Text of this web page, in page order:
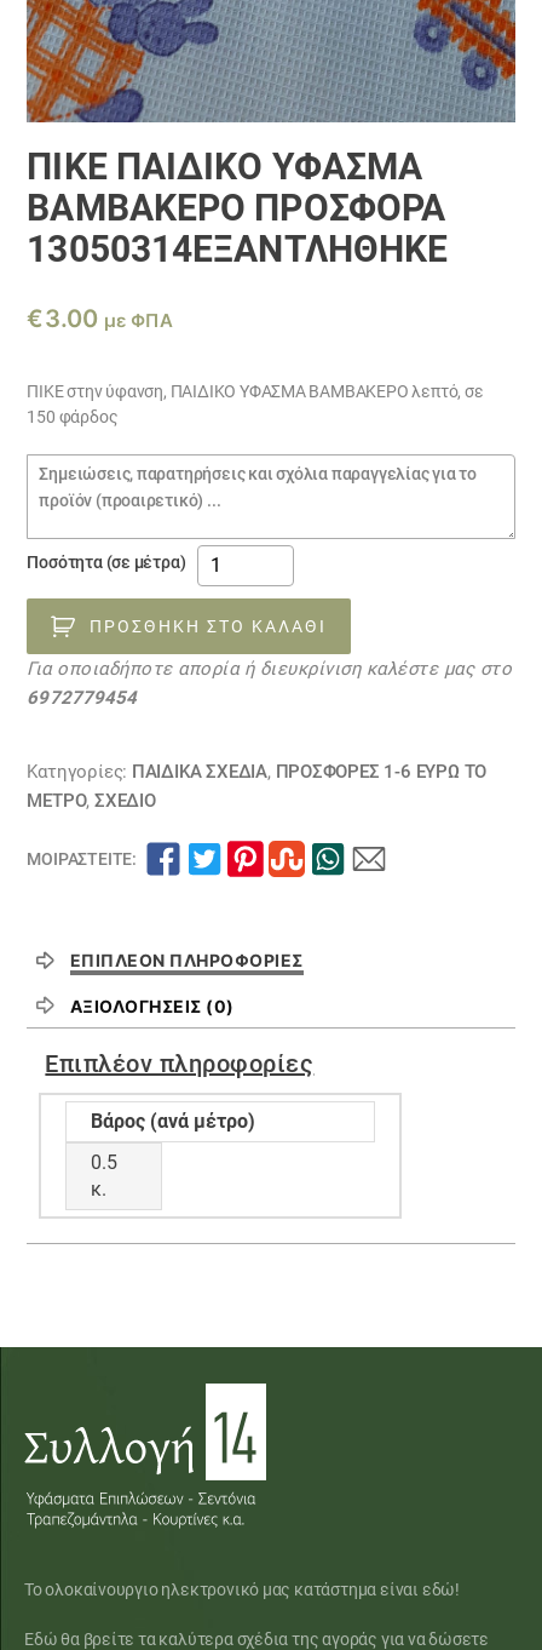
ΠΙΚΕ ΠΑΙΔΙΚΟ ΥΦΑΣΜΑ
ΒΑΜΒΑΚΕΡΟ ΠΡΟΣΦΟΡΑ
13050314ΕΞΑΝΤΛΗΘΗΚΕ
€3.00 με ΦΠΑ
ΠΙΚΕ στην ύφανση, ΠΑΙΔΙΚΟ ΥΦΑΣΜΑ ΒΑΜΒΑΚΕΡΟ λεπτό, σε
150 φάρδος
Σημειώσεις
παραγγελίας
Ποσότητα (σε μέτρα)
ΠΙΚΕ
ΠΑΙΔΙΚΟ
ΥΦΑΣΜΑ
ΒΑΜΒΑΚΕΡΟ
ΠΡΟΣΦΟΡΑ
ΠΡΟΣΘΉΚΗ ΣΤΟ ΚΑΛΆΘΙ
Για οποιαδήποτε απορία ή διευκρίνιση καλέστε μας στο
6972779454
Κατηγορίες: ΠΑΙΔΙΚΆ ΣΧΈΔΙΑ, ΠΡΟΣΦΟΡΕΣ 1-6 ΕΥΡΩ ΤΟ
ΜΕΤΡΟ, ΣΧΕΔΙΟ
ΜΟΙΡΑΣΤΕΊΤΕ:
ΕΠΙΠΛΈΟΝ ΠΛΗΡΟΦΟΡΊΕΣ
ΑΞΙΟΛΟΓΉΣΕΙΣ (0)
Επιπλέον πληροφορίες
Βάρος (ανά μέτρο)
0.5
κ.
Το ολοκαίνουργιο ηλεκτρονικό μας κατάστημα είναι εδώ!
Εδώ θα βρείτε τα καλύτερα σχέδια της αγοράς για να δώσετε